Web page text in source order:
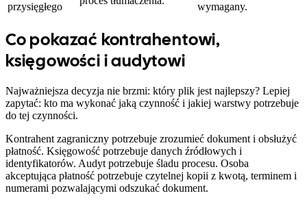
przysięgłego
wymagany.
Co pokazać kontrahentowi,
księgowości i audytowi
Najważniejsza decyzja nie brzmi: który plik jest najlepszy? Lepiej
zapytać: kto ma wykonać jaką czynność i jakiej warstwy potrzebuje
do tej czynności.
Kontrahent zagraniczny potrzebuje zrozumieć dokument i obsłużyć
płatność. Księgowość potrzebuje danych źródłowych i
identyfikatorów. Audyt potrzebuje śladu procesu. Osoba
akceptująca płatność potrzebuje czytelnej kopii z kwotą, terminem i
numerami pozwalającymi odszukać dokument.